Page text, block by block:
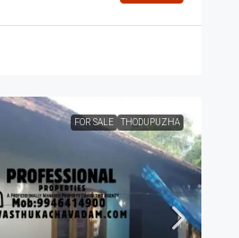
FOR SALE THODUPUZHA